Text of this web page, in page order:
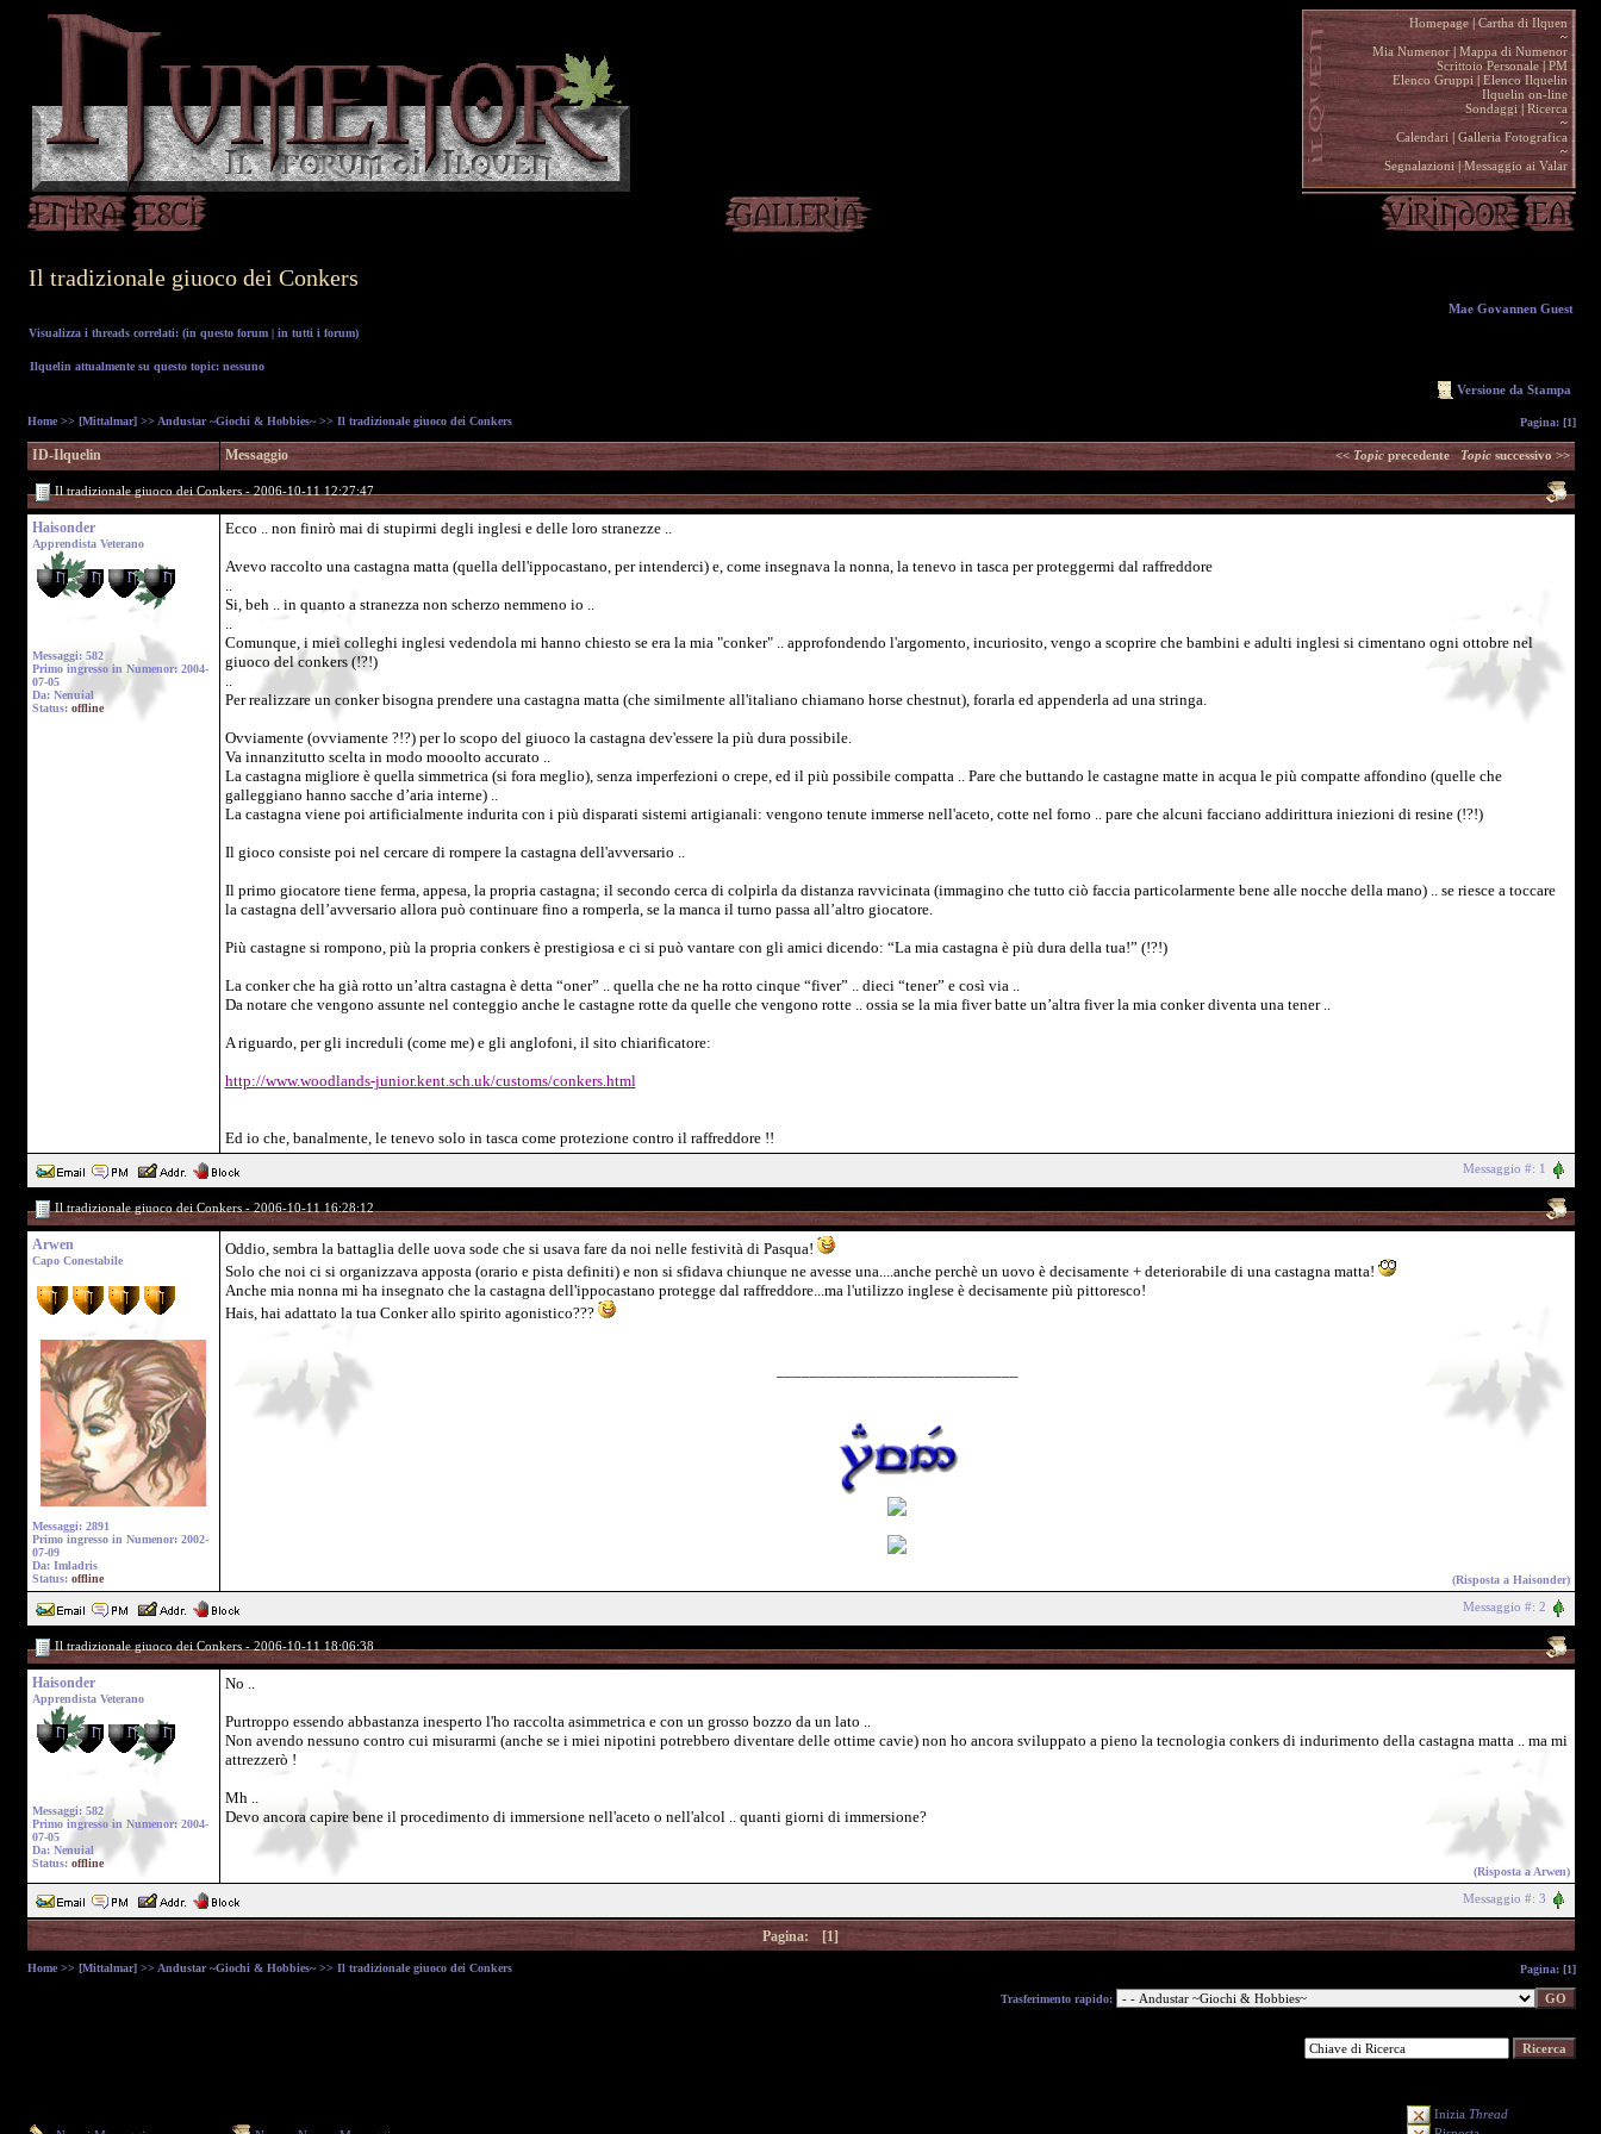
Homepage| Cartha di Ilquen .
~.
Mia Numenor | Mappa di Numenor .
Scrittoio Personale| PM .
Elenco Gruppi | Elenco Ilquelin .
Ilquelin on-line .
Sondaggi | Ricerca .
~.
Calendari | Galleria Fotografica .
~.
Segnalazioni| Messaggio ai Valar .
Il tradizionale giuoco dei Conkers
Visualizza i threads correlati: (in questo forum| in tutti i forum)
Mae Govannen Guest
Ilquelin attualmente su questo topic: nessuno
Versione da Stampa
Home>> [Mittalmar]>> Andustar ~Giochi & Hobbies~>> Il tradizionale giuoco dei Conkers Pagina: [1]
ID-Ilquelin Messaggio << Topicprecedente Topicsuccessivo >>
Il tradizionale giuoco dei Conkers - 2006-10-11 12:27:47
Haisonder
Apprendista Veterano
Messaggi: 582
Primo ingresso in Numenor: 2004-
07-05
Da: Nenuial
Status: offline
Ecco .. non finirò mai di stupirmi degli inglesi e delle loro stranezze ..
Avevo raccolto una castagna matta (quella dell'ippocastano, per intenderci) e, come insegnava la nonna, la tenevo in tasca per proteggermi dal raffreddore
..
Si, beh .. in quanto a stranezza non scherzo nemmeno io ..
..
Comunque, i miei colleghi inglesi vedendola mi hanno chiesto se era la mia "conker" .. approfondendo l'argomento, incuriosito, vengo a scoprire che bambini e adulti inglesi si cimentano ogni ottobre nel
giuoco del conkers (!?!)
..
Per realizzare un conker bisogna prendere una castagna matta (che similmente all'italiano chiamano horse chestnut), forarla ed appenderla ad una stringa.
Ovviamente (ovviamente ?!?) per lo scopo del giuoco la castagna dev'essere la più dura possibile.
Va innanzitutto scelta in modo mooolto accurato ..
La castagna migliore è quella simmetrica (si fora meglio), senza imperfezioni o crepe, ed il più possibile compatta .. Pare che buttando le castagne matte in acqua le più compatte affondino (quelle che
galleggiano hanno sacche d’aria interne) ..
La castagna viene poi artificialmente indurita con i più disparati sistemi artigianali: vengono tenute immerse nell'aceto, cotte nel forno .. pare che alcuni facciano addirittura iniezioni di resine (!?!)
Il gioco consiste poi nel cercare di rompere la castagna dell'avversario ..
Il primo giocatore tiene ferma, appesa, la propria castagna; il secondo cerca di colpirla da distanza ravvicinata (immagino che tutto ciò faccia particolarmente bene alle nocche della mano) .. se riesce a toccare
la castagna dell’avversario allora può continuare fino a romperla, se la manca il turno passa all’altro giocatore.
Più castagne si rompono, più la propria conkers è prestigiosa e ci si può vantare con gli amici dicendo: “La mia castagna è più dura della tua!” (!?!)
La conker che ha già rotto un’altra castagna è detta “oner” .. quella che ne ha rotto cinque “fiver” .. dieci “tener” e così via ..
Da notare che vengono assunte nel conteggio anche le castagne rotte da quelle che vengono rotte .. ossia se la mia fiver batte un’altra fiver la mia conker diventa una tener ..
A riguardo, per gli increduli (come me) e gli anglofoni, il sito chiarificatore:
http://www.woodlands-junior.kent.sch.uk/customs/conkers.html
Ed io che, banalmente, le tenevo solo in tasca come protezione contro il raffreddore !!
Messaggio #: 1
Il tradizionale giuoco dei Conkers - 2006-10-11 16:28:12
Arwen
Capo Conestabile
Messaggi: 2891
Primo ingresso in Numenor: 2002-
07-09
Da: Imladris
Status: offline
Oddio, sembra la battaglia delle uova sode che si usava fare da noi nelle festività di Pasqua!
Solo che noi ci si organizzava apposta (orario e pista definiti) e non si sfidava chiunque ne avesse una....anche perchè un uovo è decisamente + deteriorabile di una castagna matta!
Anche mia nonna mi ha insegnato che la castagna dell'ippocastano protegge dal raffreddore...ma l'utilizzo inglese è decisamente più pittoresco!
Hais, hai adattato la tua Conker allo spirito agonistico???
(Risposta a Haisonder)
Messaggio #: 2
Il tradizionale giuoco dei Conkers - 2006-10-11 18:06:38
Haisonder
Apprendista Veterano
Messaggi: 582
Primo ingresso in Numenor: 2004-
07-05
Da: Nenuial
Status: offline
No ..
Purtroppo essendo abbastanza inesperto l'ho raccolta asimmetrica e con un grosso bozzo da un lato ..
Non avendo nessuno contro cui misurarmi (anche se i miei nipotini potrebbero diventare delle ottime cavie) non ho ancora sviluppato a pieno la tecnologia conkers di indurimento della castagna matta .. ma mi
attrezzerò !
Mh ..
Devo ancora capire bene il procedimento di immersione nell'aceto o nell'alcol .. quanti giorni di immersione?
(Risposta a Arwen)
Messaggio #: 3
Pagina: [1]
Home>> [Mittalmar]>> Andustar ~Giochi & Hobbies~>> Il tradizionale giuoco dei Conkers Pagina: [1]
Trasferimento rapido:
Inizia Thread